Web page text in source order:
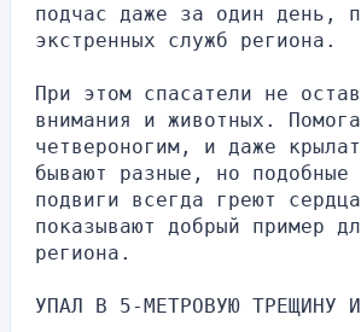
подчас даже за один день,
экстренных служб региона.
При этом спасатели не
внимания и животных.
четвероногим, и даже
бывают разные, но подобные
подвиги всегда греют
показывают добрый пример
региона.
УПАЛ В 5-МЕТРОВУЮ ТРЕЩИНУ